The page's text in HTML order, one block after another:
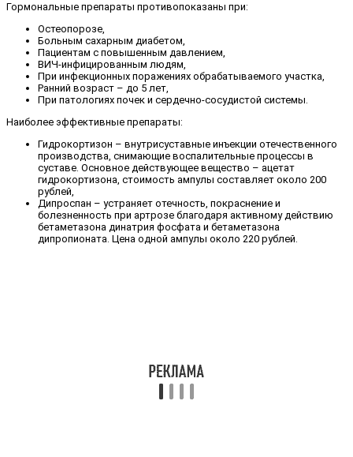
Гормональные препараты противопоказаны при:
Остеопорозе,
Больным сахарным диабетом,
Пациентам с повышенным давлением,
ВИЧ-инфицированным людям,
При инфекционных поражениях обрабатываемого участка,
Ранний возраст – до 5 лет,
При патологиях почек и сердечно-сосудистой системы.
Наиболее эффективные препараты:
Гидрокортизон – внутрисуставные инъекции отечественного
производства, снимающие воспалительные процессы в
суставе. Основное действующее вещество – ацетат
гидрокортизона, стоимость ампулы составляет около 200
рублей,
Дипроспан – устраняет отечность, покраснение и
болезненность при артрозе благодаря активному действию
бетаметазона динатрия фосфата и бетаметазона
дипропионата. Цена одной ампулы около 220 рублей.